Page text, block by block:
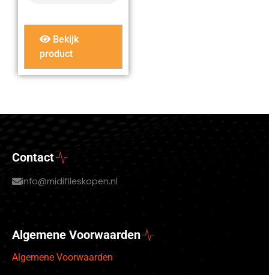
Bekijk
product
Contact
info@midifileskopen.nl
Algemene Voorwaarden
Algemene Voorwaarden